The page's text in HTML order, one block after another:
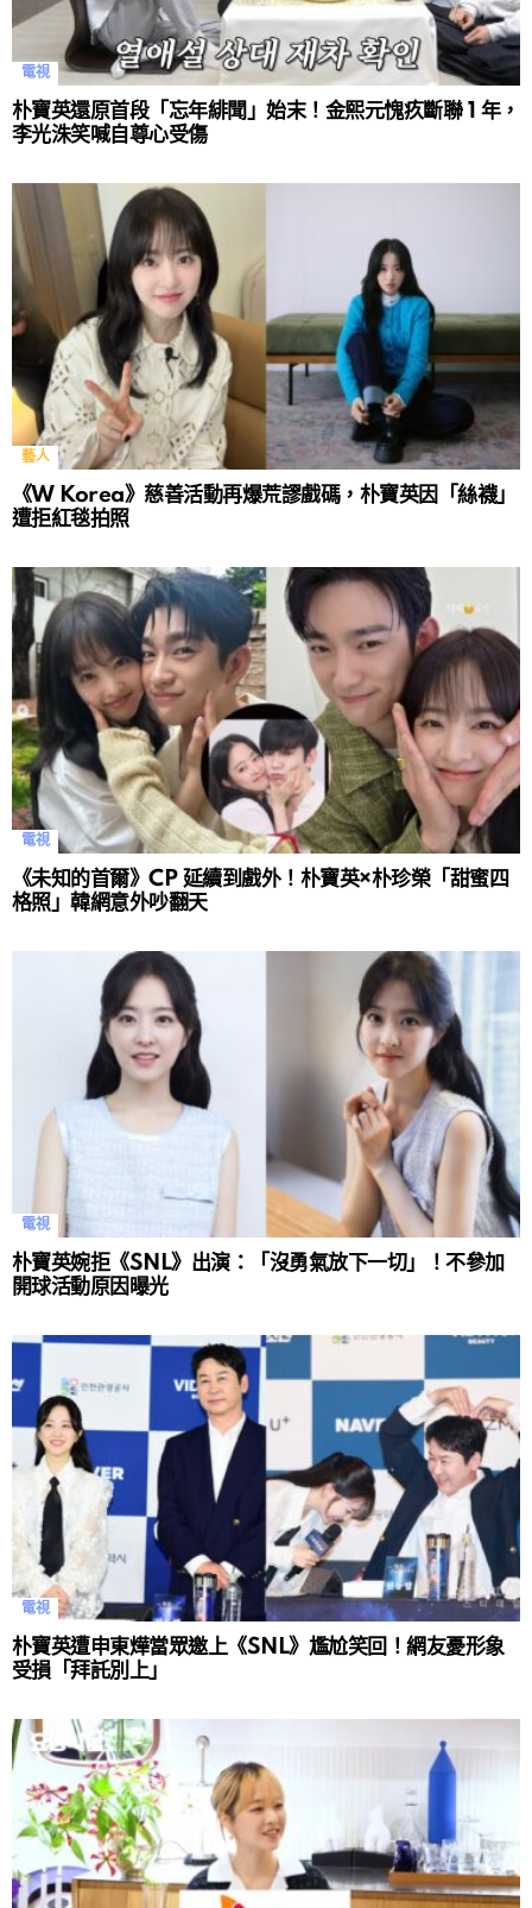
電視
朴寶英還原首段「忘年緋聞」始末！金熙元愧疚斷聯 1 年，
李光洙笑喊自尊心受傷
藝人
《W Korea》慈善活動再爆荒謬戲碼，朴寶英因「絲襪」
遭拒紅毯拍照
電視
《未知的首爾》CP 延續到戲外！朴寶英×朴珍榮「甜蜜四
格照」韓網意外吵翻天
電視
朴寶英婉拒《SNL》出演：「沒勇氣放下一切」！不參加
開球活動原因曝光
電視
朴寶英遭申東燁當眾邀上《SNL》尷尬笑回！網友憂形象
受損「拜託別上」